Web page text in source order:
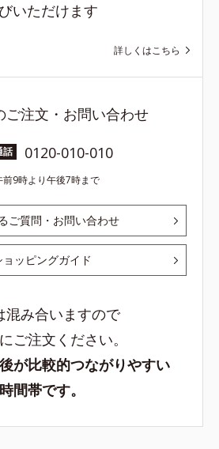
いただけます
詳しくはこちら
ご注文・お問い合わせ
話 0120-010-010
前9時より午後7時まで
ご質問・お問い合わせ
ョッピングガイド
混み合いますので
ご注文ください。
が比較的つながりやすい
時間帯です。